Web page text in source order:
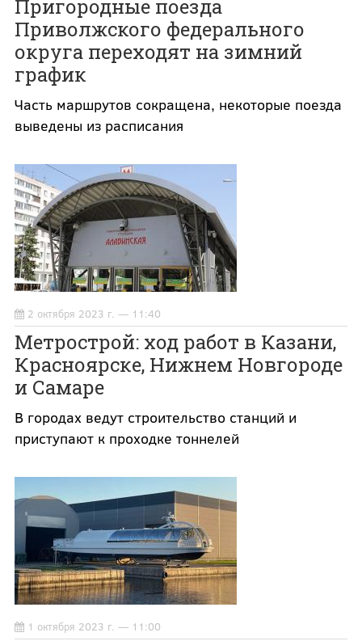
Пригородные поезда
Приволжского федерального
округа переходят на зимний
график
Часть маршрутов сокращена, некоторые поезда
выведены из расписания
2 октября 2023 г. — 11:40
Метрострой: ход работ в Казани,
Красноярске, Нижнем Новгороде
и Самаре
В городах ведут строительство станций и
приступают к проходке тоннелей
1 октября 2023 г. — 11:00